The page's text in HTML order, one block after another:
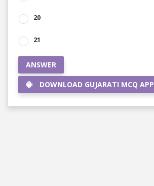
20
21
ANSWER
DOWNLOAD GUJARATI MCQ APP